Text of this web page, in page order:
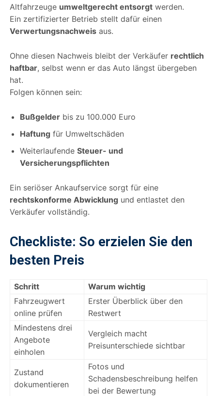
Altfahrzeuge umweltgerecht entsorgt werden.
Ein zertifizierter Betrieb stellt dafür einen
Verwertungsnachweis aus.
Ohne diesen Nachweis bleibt der Verkäufer rechtlich
haftbar, selbst wenn er das Auto längst übergeben
hat.
Folgen können sein:
Bußgelder bis zu 100.000 Euro
Haftung für Umweltschäden
Weiterlaufende Steuer- und
Versicherungspflichten
Ein seriöser Ankaufservice sorgt für eine
rechtskonforme Abwicklung und entlastet den
Verkäufer vollständig.
Checkliste: So erzielen Sie den
besten Preis
Schritt
Warum wichtig
Fahrzeugwert
online prüfen
Erster Überblick über den
Restwert
Mindestens drei
Angebote
einholen
Vergleich macht
Preisunterschiede sichtbar
Zustand
dokumentieren
Fotos und
Schadensbeschreibung helfen
bei der Bewertung